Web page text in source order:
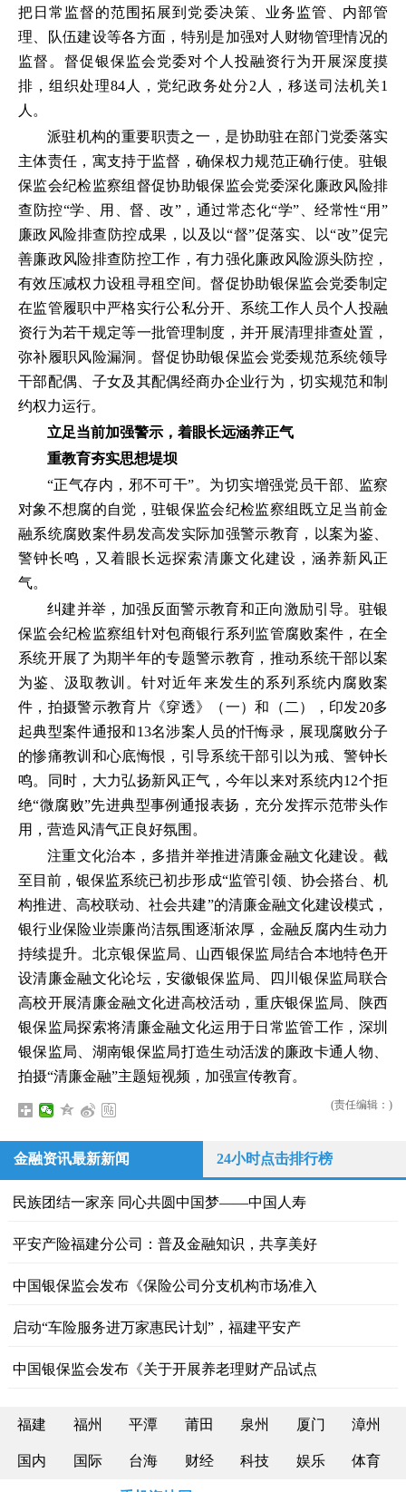
把日常监督的范围拓展到党委决策、业务监管、内部管
理、队伍建设等各方面，特别是加强对人财物管理情况的
监督。督促银保监会党委对个人投融资行为开展深度摸
排，组织处理84人，党纪政务处分2人，移送司法机关1
人。
派驻机构的重要职责之一，是协助驻在部门党委落实
主体责任，寓支持于监督，确保权力规范正确行使。驻银
保监会纪检监察组督促协助银保监会党委深化廉政风险排
查防控“学、用、督、改”，通过常态化“学”、经常性“用”
廉政风险排查防控成果，以及以“督”促落实、以“改”促完
善廉政风险排查防控工作，有力强化廉政风险源头防控，
有效压减权力设租寻租空间。督促协助银保监会党委制定
在监管履职中严格实行公私分开、系统工作人员个人投融
资行为若干规定等一批管理制度，并开展清理排查处置，
弥补履职风险漏洞。督促协助银保监会党委规范系统领导
干部配偶、子女及其配偶经商办企业行为，切实规范和制
约权力运行。
立足当前加强警示，着眼长远涵养正气
重教育夯实思想堤坝
“正气存内，邪不可干”。为切实增强党员干部、监察
对象不想腐的自觉，驻银保监会纪检监察组既立足当前金
融系统腐败案件易发高发实际加强警示教育，以案为鉴、
警钟长鸣，又着眼长远探索清廉文化建设，涵养新风正
气。
纠建并举，加强反面警示教育和正向激励引导。驻银
保监会纪检监察组针对包商银行系列监管腐败案件，在全
系统开展了为期半年的专题警示教育，推动系统干部以案
为鉴、汲取教训。针对近年来发生的系列系统内腐败案
件，拍摄警示教育片《穿透》（一）和（二），印发20多
起典型案件通报和13名涉案人员的忏悔录，展现腐败分子
的惨痛教训和心底悔恨，引导系统干部引以为戒、警钟长
鸣。同时，大力弘扬新风正气，今年以来对系统内12个拒
绝“微腐败”先进典型事例通报表扬，充分发挥示范带头作
用，营造风清气正良好氛围。
注重文化治本，多措并举推进清廉金融文化建设。截
至目前，银保监系统已初步形成“监管引领、协会搭台、机
构推进、高校联动、社会共建”的清廉金融文化建设模式，
银行业保险业崇廉尚洁氛围逐渐浓厚，金融反腐内生动力
持续提升。北京银保监局、山西银保监局结合本地特色开
设清廉金融文化论坛，安徽银保监局、四川银保监局联合
高校开展清廉金融文化进高校活动，重庆银保监局、陕西
银保监局探索将清廉金融文化运用于日常监管工作，深圳
银保监局、湖南银保监局打造生动活泼的廉政卡通人物、
拍摄“清廉金融”主题短视频，加强宣传教育。
(责任编辑：)
金融资讯最新新闻 24小时点击排行榜
民族团结一家亲 同心共圆中国梦——中国人寿
平安产险福建分公司：普及金融知识，共享美好
中国银保监会发布《保险公司分支机构市场准入
启动“车险服务进万家惠民计划”，福建平安产
中国银保监会发布《关于开展养老理财产品试点
福建 福州 平潭 莆田 泉州 厦门 漳州
国内 国际 台海 财经 科技 娱乐 体育